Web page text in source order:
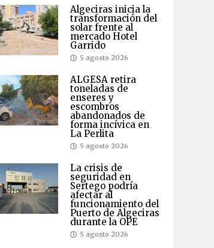
Algeciras inicia la
transformación del
solar frente al
mercado Hotel
Garrido
5 agosto 2026
ALGESA retira
toneladas de
enseres y
escombros
abandonados de
forma incívica en
La Perlita
5 agosto 2026
La crisis de
seguridad en
Sertego podría
afectar al
funcionamiento del
Puerto de Algeciras
durante la OPE
5 agosto 2026